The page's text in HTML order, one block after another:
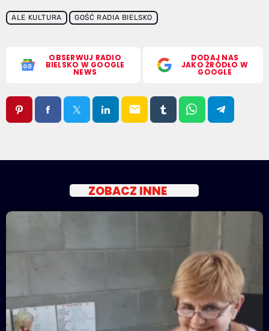
ALE KULTURA GOŚĆ RADIA BIELSKO
OBSERWUJ RADIO
BIELSKO W GOOGLE
NEWS
DODAJ NAS
JAKO ŹRÓDŁO W
GOOGLE
email
ZOBACZ INNE